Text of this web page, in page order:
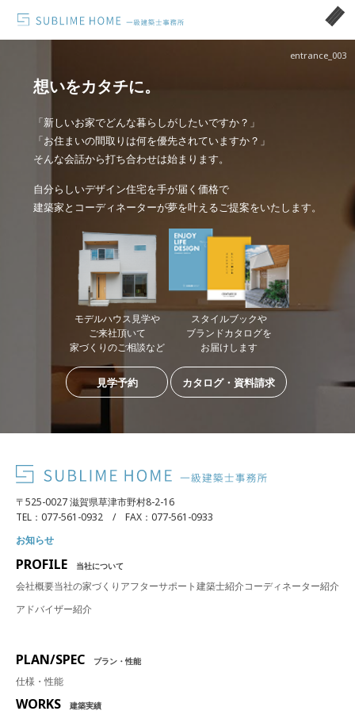
entrance_003
想いをカタチに。
「新しいお家でどんな暮らしがしたいですか？」
「お住まいの間取りは何を優先されていますか？」
そんな会話から打ち合わせは始まります。
自分らしいデザイン住宅を手が届く価格で
建築家とコーディネーターが夢を叶えるご提案をいたします。
モデルハウス見学や
ご来社頂いて
家づくりのご相談など
見学予約
スタイルブックや
ブランドカタログを
お届けします
カタログ・資料請求
〒525-0027 滋賀県草津市野村8-2-16
TEL：077-561-0932 / FAX：077-561-0933
お知らせ
PROFILE 当社について
会社概要当社の家づくり アフターサポート建築士紹介コーディネーター紹介
アドバイザー紹介
PLAN/SPEC プラン・性能
仕様・性能
WORKS 建築実績